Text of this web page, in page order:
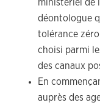
ministériel de
déontologue
tolérance
choisi parmi
des canaux
En
auprès des